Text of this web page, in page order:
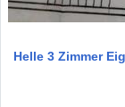
Helle 3 Zimmer